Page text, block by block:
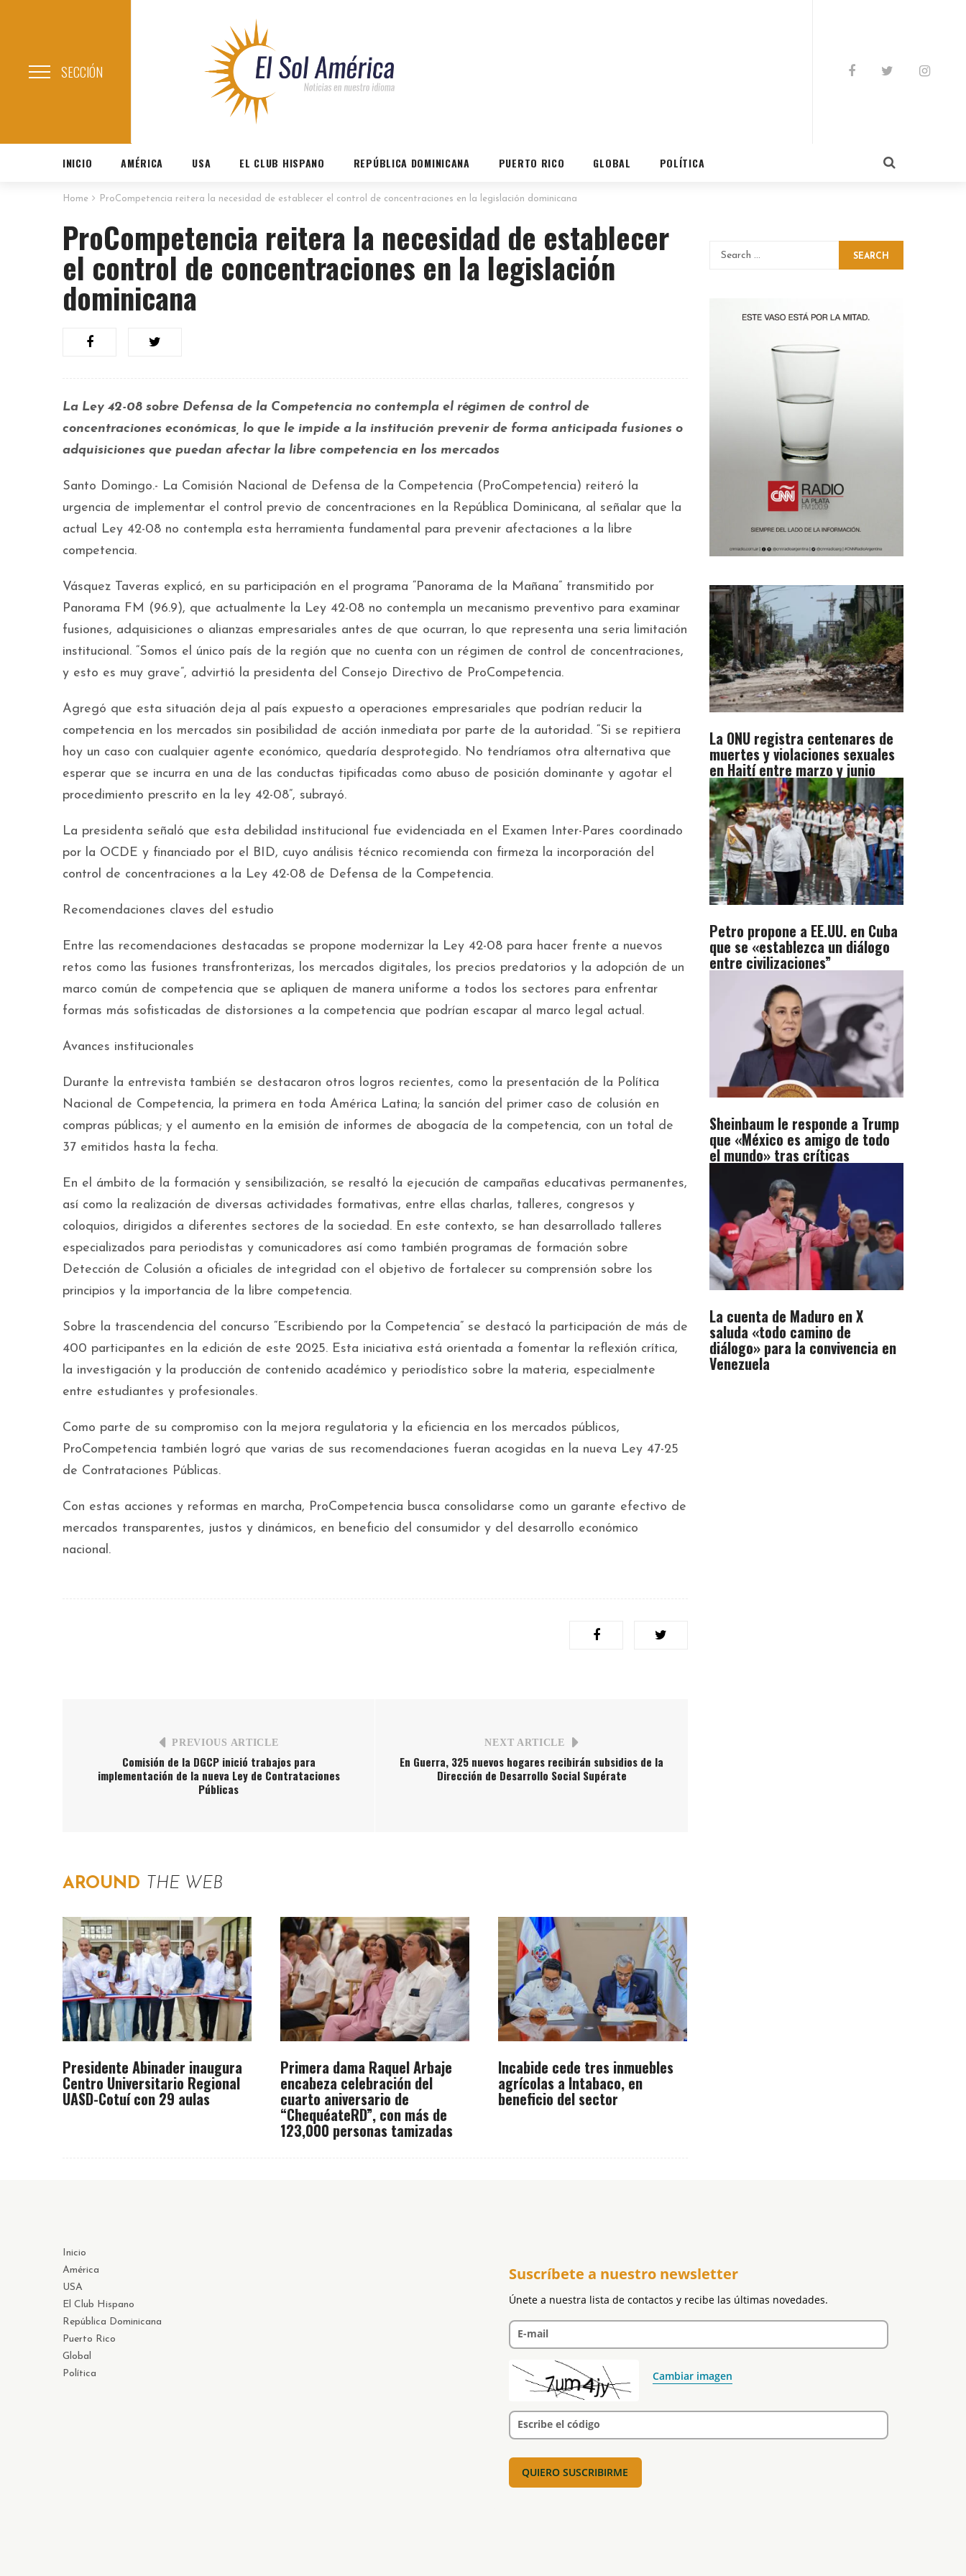
SECCIÓN
INICIO AMÉRICA USA EL CLUB HISPANO REPÚBLICA DOMINICANA PUERTO RICO GLOBAL POLÍTICA
Home ProCompetencia reitera la necesidad de establecer el control de concentraciones en la legislación dominicana
ProCompetencia reitera la necesidad de establecer
el control de concentraciones en la legislación
dominicana
La Ley 42-08 sobre Defensa de la Competencia no contempla el régimen de control de
concentraciones económicas, lo que le impide a la institución prevenir de forma anticipada fusiones o
adquisiciones que puedan afectar la libre competencia en los mercados
Santo Domingo.- La Comisión Nacional de Defensa de la Competencia (ProCompetencia) reiteró la
urgencia de implementar el control previo de concentraciones en la República Dominicana, al señalar que la
actual Ley 42-08 no contempla esta herramienta fundamental para prevenir afectaciones a la libre
competencia.
Vásquez Taveras explicó, en su participación en el programa “Panorama de la Mañana” transmitido por
Panorama FM (96.9), que actualmente la Ley 42-08 no contempla un mecanismo preventivo para examinar
fusiones, adquisiciones o alianzas empresariales antes de que ocurran, lo que representa una seria limitación
institucional. “Somos el único país de la región que no cuenta con un régimen de control de concentraciones,
y esto es muy grave”, advirtió la presidenta del Consejo Directivo de ProCompetencia.
Agregó que esta situación deja al país expuesto a operaciones empresariales que podrían reducir la
competencia en los mercados sin posibilidad de acción inmediata por parte de la autoridad. “Si se repitiera
hoy un caso con cualquier agente económico, quedaría desprotegido. No tendríamos otra alternativa que
esperar que se incurra en una de las conductas tipificadas como abuso de posición dominante y agotar el
procedimiento prescrito en la ley 42-08”, subrayó.
La presidenta señaló que esta debilidad institucional fue evidenciada en el Examen Inter-Pares coordinado
por la OCDE y financiado por el BID, cuyo análisis técnico recomienda con firmeza la incorporación del
control de concentraciones a la Ley 42-08 de Defensa de la Competencia.
Recomendaciones claves del estudio
Entre las recomendaciones destacadas se propone modernizar la Ley 42-08 para hacer frente a nuevos
retos como las fusiones transfronterizas, los mercados digitales, los precios predatorios y la adopción de un
marco común de competencia que se apliquen de manera uniforme a todos los sectores para enfrentar
formas más sofisticadas de distorsiones a la competencia que podrían escapar al marco legal actual.
Avances institucionales
Durante la entrevista también se destacaron otros logros recientes, como la presentación de la Política
Nacional de Competencia, la primera en toda América Latina; la sanción del primer caso de colusión en
compras públicas; y el aumento en la emisión de informes de abogacía de la competencia, con un total de
37 emitidos hasta la fecha.
En el ámbito de la formación y sensibilización, se resaltó la ejecución de campañas educativas permanentes,
así como la realización de diversas actividades formativas, entre ellas charlas, talleres, congresos y
coloquios, dirigidos a diferentes sectores de la sociedad. En este contexto, se han desarrollado talleres
especializados para periodistas y comunicadores así como también programas de formación sobre
Detección de Colusión a oficiales de integridad con el objetivo de fortalecer su comprensión sobre los
principios y la importancia de la libre competencia.
Sobre la trascendencia del concurso “Escribiendo por la Competencia” se destacó la participación de más de
400 participantes en la edición de este 2025. Esta iniciativa está orientada a fomentar la reflexión crítica,
la investigación y la producción de contenido académico y periodístico sobre la materia, especialmente
entre estudiantes y profesionales.
Como parte de su compromiso con la mejora regulatoria y la eficiencia en los mercados públicos,
ProCompetencia también logró que varias de sus recomendaciones fueran acogidas en la nueva Ley 47-25
de Contrataciones Públicas.
Con estas acciones y reformas en marcha, ProCompetencia busca consolidarse como un garante efectivo de
mercados transparentes, justos y dinámicos, en beneficio del consumidor y del desarrollo económico
nacional.
PREVIOUS ARTICLE
Comisión de la DGCP inició trabajos para
implementación de la nueva Ley de Contrataciones
Públicas
NEXT ARTICLE
En Guerra, 325 nuevos hogares recibirán subsidios de la
Dirección de Desarrollo Social Supérate
AROUND THE WEB
Presidente Abinader inaugura
Centro Universitario Regional
UASD-Cotuí con 29 aulas
Primera dama Raquel Arbaje
encabeza celebración del
cuarto aniversario de
“ChequéateRD”, con más de
123,000 personas tamizadas
Incabide cede tres inmuebles
agrícolas a Intabaco, en
beneficio del sector
SEARCH
La ONU registra centenares de
muertes y violaciones sexuales
en Haití entre marzo y junio
Petro propone a EE.UU. en Cuba
que se «establezca un diálogo
entre civilizaciones”
Sheinbaum le responde a Trump
que «México es amigo de todo
el mundo» tras críticas
La cuenta de Maduro en X
saluda «todo camino de
diálogo» para la convivencia en
Venezuela
Inicio
América
USA
El Club Hispano
República Dominicana
Puerto Rico
Global
Política
Suscríbete a nuestro newsletter
Únete a nuestra lista de contactos y recibe las últimas novedades.
E-mail
Cambiar imagen
Escribe el código